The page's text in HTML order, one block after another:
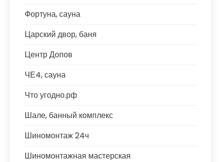
Фортуна, сауна
Царский двор, баня
Центр Допов
ЧЕ4, сауна
Что угодно.рф
Шале, банный комплекс
Шиномонтаж 24ч
Шиномонтажная мастерская